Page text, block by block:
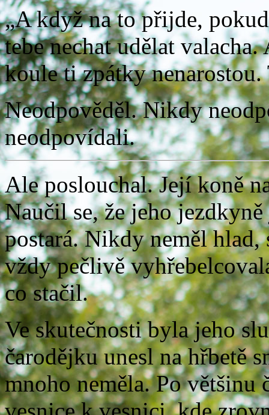
„A když na to přijde,
tebe nechat udělat
koule ti zpátky
Neodpověděl. Nikdy
neodpovídali.
Ale poslouchal. Její koně
Naučil se, že jeho
postará. Nikdy neměl
vždy pečlivě
co stačil.
Ve skutečnosti byla jeho
čarodějku unesl na hřbetě
mnoho neměla. Po většinu